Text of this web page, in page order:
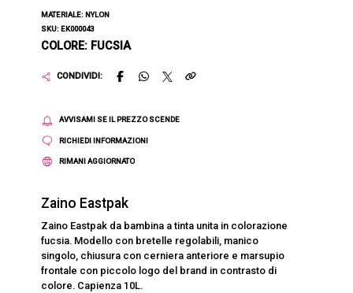
MATERIALE: NYLON
SKU: EK000043
COLORE: FUCSIA
CONDIVIDI:
AVVISAMI SE IL PREZZO SCENDE
RICHIEDI INFORMAZIONI
RIMANI AGGIORNATO
Zaino Eastpak
Zaino Eastpak da bambina a tinta unita in colorazione
fucsia. Modello con bretelle regolabili, manico
singolo, chiusura con cerniera anteriore e marsupio
frontale con piccolo logo del brand in contrasto di
colore. Capienza 10L.